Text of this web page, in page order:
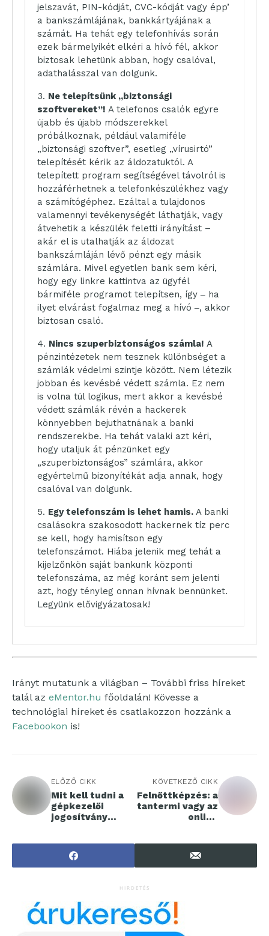
jelszavát, PIN-kódját, CVC-kódját vagy épp’
a bankszámlájának, bankkártyájának a
számát. Ha tehát egy telefonhívás során
ezek bármelyikét elkéri a hívó fél, akkor
biztosak lehetünk abban, hogy csalóval,
adathalásszal van dolgunk.
Ne telepítsünk „biztonsági
szoftvereket”! A telefonos csalók egyre
újabb és újabb módszerekkel
próbálkoznak, például valamiféle
„biztonsági szoftver”, esetleg „vírusirtó”
telepítését kérik az áldozatuktól. A
telepített program segítségével távolról is
hozzáférhetnek a telefonkészülékhez vagy
a számítógéphez. Ezáltal a tulajdonos
valamennyi tevékenységét láthatják, vagy
átvehetik a készülék feletti irányítást –
akár el is utalhatják az áldozat
bankszámláján lévő pénzt egy másik
számlára. Mivel egyetlen bank sem kéri,
hogy egy linkre kattintva az ügyfél
bármiféle programot telepítsen, így ‒ ha
ilyet elvárást fogalmaz meg a hívó ‒, akkor
biztosan csaló.
Nincs szuperbiztonságos számla! A
pénzintézetek nem tesznek különbséget a
számlák védelmi szintje között. Nem létezik
jobban és kevésbé védett számla. Ez nem
is volna túl logikus, mert akkor a kevésbé
védett számlák révén a hackerek
könnyebben bejuthatnának a banki
rendszerekbe. Ha tehát valaki azt kéri,
hogy utaljuk át pénzünket egy
„szuperbiztonságos” számlára, akkor
egyértelmű bizonyítékát adja annak, hogy
csalóval van dolgunk.
Egy telefonszám is lehet hamis. A banki
csalásokra szakosodott hackernek tíz perc
se kell, hogy hamisítson egy
telefonszámot. Hiába jelenik meg tehát a
kijelzőnkön saját bankunk központi
telefonszáma, az még koránt sem jelenti
azt, hogy tényleg onnan hívnak bennünket.
Legyünk elővigyázatosak!
Irányt mutatunk a világban – További friss híreket
talál az eMentor.hu főoldalán! Kövesse a
technológiai híreket és csatlakozzon hozzánk a
Facebookon is!
ELŐZŐ CIKK
Mit kell tudni a
gépkezelői
jogosítvány
KÖVETKEZŐ CIKK
Felnőttképzés: a
tantermi vagy az
online
HIRDETÉS